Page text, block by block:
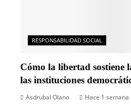
RESPONSABILIDAD SOCIAL
Cómo la libertad sostiene
las instituciones
Asdrubal Olano Hace 1 semana